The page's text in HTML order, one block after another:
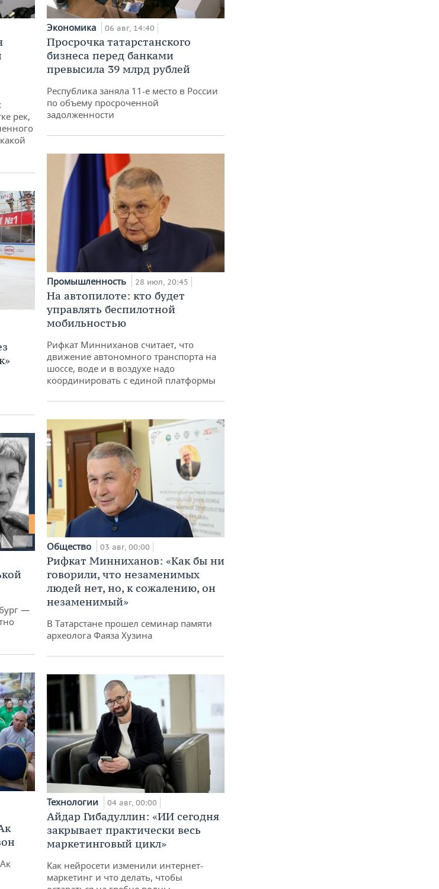
рек,
—
Экономика 06 авг, 14:40
Просрочка татарстанского
бизнеса перед банками
превысила 39 млрд рублей
Республика заняла 11-е место в России
по объему просроченной
задолженности
Промышленность 28 июл, 20:45
На автопилоте: кто будет
управлять беспилотной
мобильностью
Рифкат Минниханов считает, что
движение автономного транспорта на
шоссе, воде и в воздухе надо
координировать с единой платформы
Общество 03 авг, 00:00
Рифкат Минниханов: «Как бы ни
говорили, что незаменимых
людей нет, но, к сожалению, он
незаменимый»
В Татарстане прошел семинар памяти
археолога Фаяза Хузина
Технологии 04 авг, 00:00
Айдар Гибадуллин: «ИИ сегодня
закрывает практически весь
маркетинговый цикл»
Как нейросети изменили интернет-
маркетинг и что делать, чтобы